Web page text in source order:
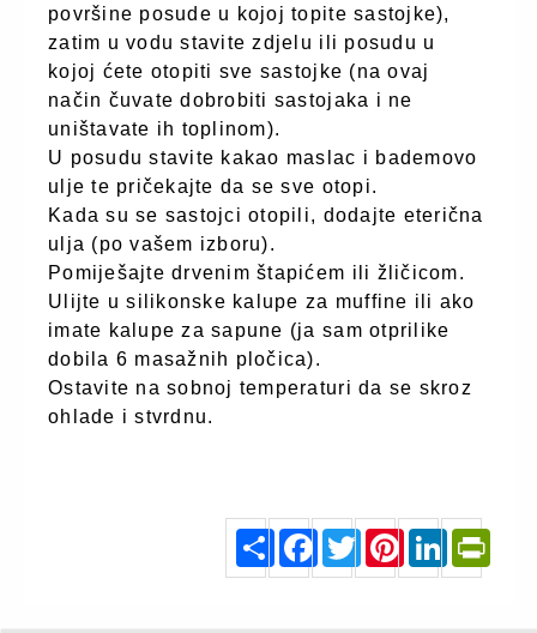
površine posude u kojoj topite sastojke),
zatim u vodu stavite zdjelu ili posudu u
kojoj ćete otopiti sve sastojke (na ovaj
način čuvate dobrobiti sastojaka i ne
uništavate ih toplinom).
U posudu stavite kakao maslac i bademovo
ulje te pričekajte da se sve otopi.
Kada su se sastojci otopili, dodajte eterična
ulja (po vašem izboru).
Pomiješajte drvenim štapićem ili žličicom.
Ulijte u silikonske kalupe za muffine ili ako
imate kalupe za sapune (ja sam otprilike
dobila 6 masažnih pločica).
Ostavite na sobnoj temperaturi da se skroz
ohlade i stvrdnu.
S
ha
e
F
a
b
o
o
k
T
w
e
r
P
re
s
t
L
d
I
n